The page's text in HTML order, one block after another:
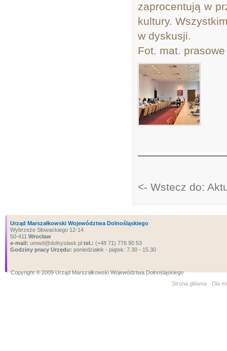
zaprocentują w
kultury.
w dyskusji.
Fot. mat.
<- Wstecz do:
Urząd Marszałkowski Województwa Dolnośląskiego
Wybrzeże Słowackiego 12-14
50-411 Wrocław
e-mail: umwd@dolnyslask.pl tel.: (+48 71) 776 90 53
Godziny pracy Urzędu: poniedziałek - piątek: 7.30 - 15.30
Copyright ® 2009 Urząd Marszałkowski Województwa Dolnośląskiego
Strona główna
Dla